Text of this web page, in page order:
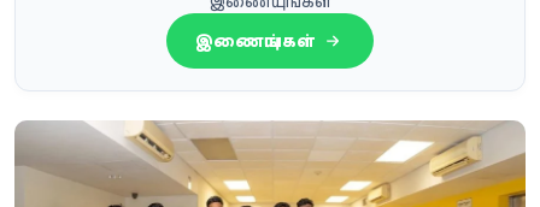
இணையுங்கள்